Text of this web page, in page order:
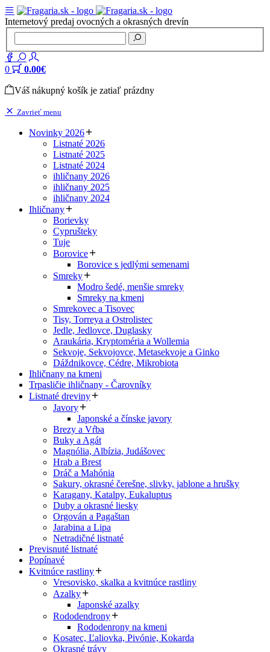
Internetový predaj ovocných a okrasných drevín
0 0.00€
Váš nákupný košík je zatiaľ prázdny
Zavrieť menu
Novinky 2026
Listnaté 2026
Listnaté 2025
Listnaté 2024
ihličnany 2026
ihličnany 2025
ihličnany 2024
Ihličnany
Borievky
Cyprušteky
Tuje
Borovice
Borovice s jedlými semenami
Smreky
Modro šedé, menšie smreky
Smreky na kmeni
Smrekovec a Tisovec
Tisy, Torreya a Ostrolistec
Jedle, Jedlovce, Duglasky
Araukária, Kryptoméria a Wollemia
Sekvoje, Sekvojovce, Metasekvoje a Ginko
Dáždnikovce, Cédre, Mikrobiota
Ihličnany na kmeni
Trpasličie ihličnany - Čarovníky
Listnaté dreviny
Javory
Japonské a čínske javory
Brezy a Vŕba
Buky a Agát
Magnólia, Albízia, Judášovec
Hrab a Brest
Dráč a Mahónia
Sakury, okrasné čerešne, slivky, jablone a hrušky
Karagany, Katalpy, Eukaluptus
Duby a okrasné liesky
Orgován a Pagaštan
Jarabina a Lipa
Netradičné listnaté
Previsnuté listnaté
Popínavé
Kvitnúce rastliny
Vresovisko, skalka a kvitnúce rastliny
Azalky
Japonské azalky
Rododendrony
Rododenrony na kmeni
Kosatec, Ľaliovka, Pivónie, Kokarda
Okrasné trávy